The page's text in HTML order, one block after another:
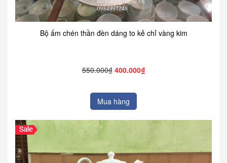
Bộ ấm chén thần đèn dáng to kẻ chỉ vàng kim
550.000₫ 400.000₫
Mua hàng